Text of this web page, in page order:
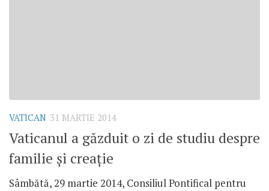
VATICAN 31 MARTIE 2014
Vaticanul a găzduit o zi de studiu despre
familie şi creaţie
Sâmbătă, 29 martie 2014, Consiliul Pontifical pentru